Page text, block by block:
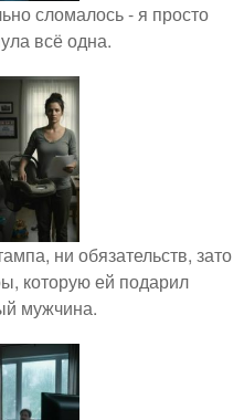
сломалось - я просто
всё одна.
ни обязательств, зато
которую ей подарил
мужчина.